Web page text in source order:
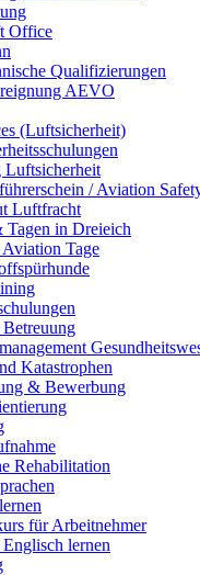
Office
Qualifizierungen
AEVO
(Luftsicherheit)
Luftsicherheit
/ Aviation
Luftfracht
Tagen in Dreieich
Tage
Katastrophen
& Bewerbung
Rehabilitation
für Arbeitnehmer
Englisch lernen